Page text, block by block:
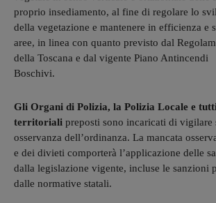
proprio insediamento, al fine di regolare lo
della vegetazione e mantenere in efficienza e
aree, in linea con quanto previsto dal
della Toscana e dal vigente Piano Antincendi
Boschivi.
Gli Organi di Polizia, la Polizia Locale e
territoriali preposti sono incaricati di vigilare
osservanza dell’ordinanza. La mancata
e dei divieti comporterà l’applicazione delle
dalla legislazione vigente, incluse le sanzioni
dalle normative statali.